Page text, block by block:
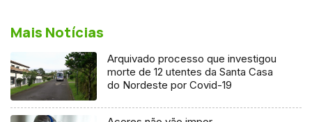
Mais Notícias
Arquivado processo que investigou
morte de 12 utentes da Santa Casa
do Nordeste por Covid-19